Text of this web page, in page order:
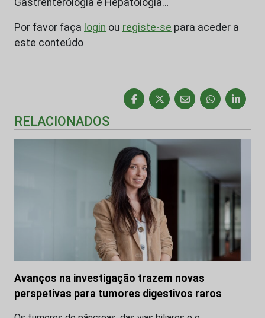
Gastrenterologia e Hepatologia…
Por favor faça login ou registe-se para aceder a
este conteúdo
RELACIONADOS
Avanços na investigação trazem novas
perspetivas para tumores digestivos raros